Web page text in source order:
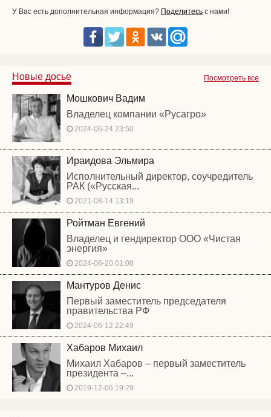
У Вас есть дополнительная информация? Поделитесь с нами!
Посмотреть все
Новые досье
Мошкович Вадим
Владелец компании «Русагро»
2024-06-24 23:50
Ираидова Эльмира
Исполнительный директор, соучредитель
РАК («Русская...
2021-08-14 13:19
Ройтман Евгений
Владелец и гендиректор ООО «Чистая
энергия»
2024-06-20 01:08
Мантуров Денис
Первый заместитель председателя
правительства РФ
2024-06-12 22:49
Хабаров Михаил
Михаил Хабаров – первый заместитель
президента –...
2019-12-06 19:29